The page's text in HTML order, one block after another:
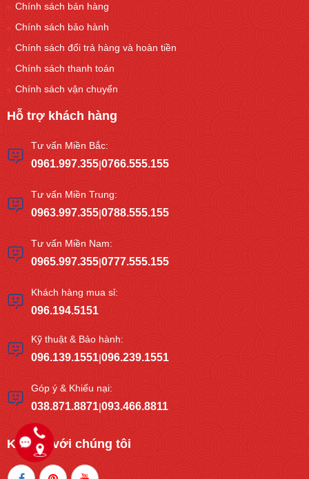
Chính sách bán hàng
Chính sách bảo hành
Chính sách đổi trả hàng và hoàn tiền
Chính sách thanh toán
Chính sách vận chuyển
Hỗ trợ khách hàng
Tư vấn Miền Bắc:
0961.997.355|0766.555.155
Tư vấn Miền Trung:
0963.997.355|0788.555.155
Tư vấn Miền Nam:
0965.997.355|0777.555.155
Khách hàng mua sỉ:
096.194.5151
Kỹ thuật & Bảo hành:
096.139.1551|096.239.1551
Góp ý & Khiếu nại:
038.871.8871|093.466.8811
Kết nối với chúng tôi